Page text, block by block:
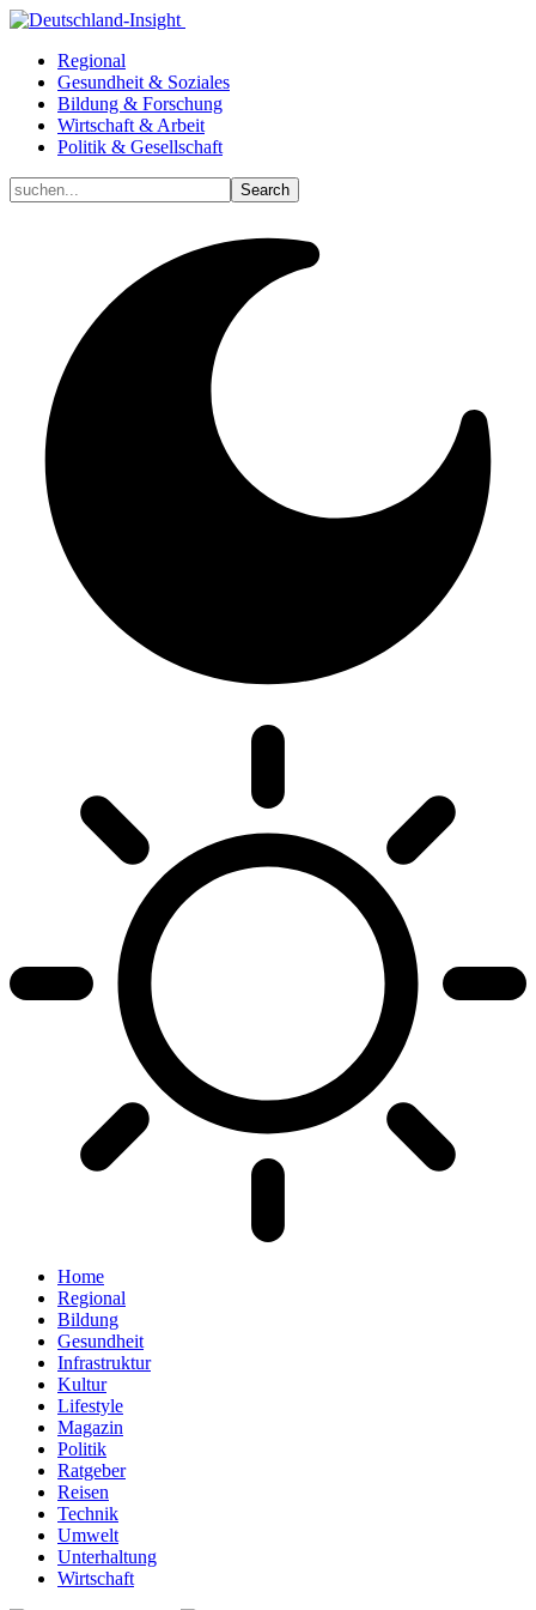
Regional
Gesundheit & Soziales
Bildung & Forschung
Wirtschaft & Arbeit
Politik & Gesellschaft
Home
Regional
Bildung
Gesundheit
Infrastruktur
Kultur
Lifestyle
Magazin
Politik
Ratgeber
Reisen
Technik
Umwelt
Unterhaltung
Wirtschaft